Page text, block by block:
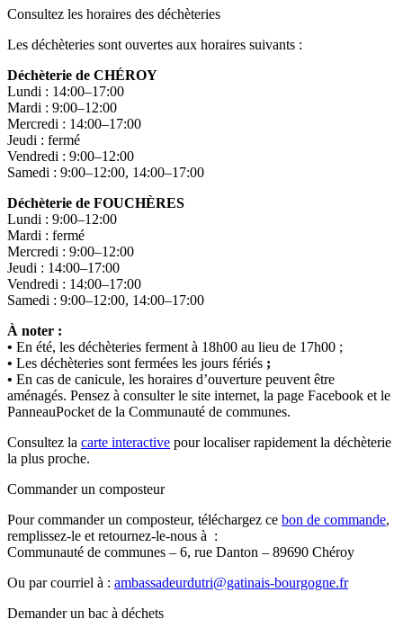
Consultez les horaires des déchèteries
Les déchèteries sont ouvertes aux horaires suivants :
Déchèterie de CHÉROY
Lundi : 14:00–17:00
Mardi : 9:00–12:00
Mercredi : 14:00–17:00
Jeudi : fermé
Vendredi : 9:00–12:00
Samedi : 9:00–12:00, 14:00–17:00
Déchèterie de FOUCHÈRES
Lundi : 9:00–12:00
Mardi : fermé
Mercredi : 9:00–12:00
Jeudi : 14:00–17:00
Vendredi : 14:00–17:00
Samedi : 9:00–12:00, 14:00–17:00
À noter :
• En été, les déchèteries ferment à 18h00 au lieu de 17h00 ;
• Les déchèteries sont fermées les jours fériés ;
• En cas de canicule, les horaires d’ouverture peuvent être
aménagés. Pensez à consulter le site internet, la page Facebook et le
PanneauPocket de la Communauté de communes.
Consultez la carte interactive pour localiser rapidement la déchèterie
la plus proche.
Commander un composteur
Pour commander un composteur, téléchargez ce bon de commande,
remplissez-le et retournez-le-nous à :
Communauté de communes – 6, rue Danton – 89690 Chéroy
Ou par courriel à : ambassadeurdutri@gatinais-bourgogne.fr
Demander un bac à déchets